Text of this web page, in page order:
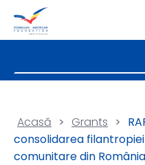
Acasă > Grants >
consolidarea
comunitare din România